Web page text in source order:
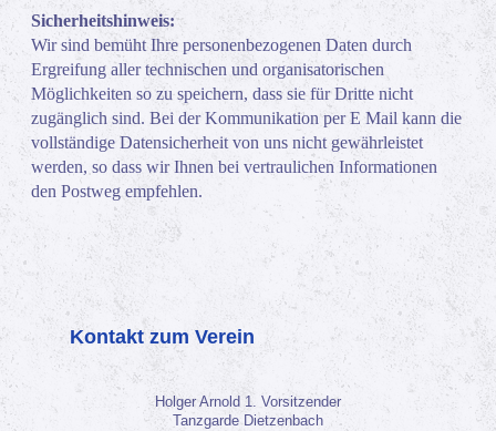
Sicherheitshinweis:
Wir sind bemüht Ihre personenbezogenen Daten durch
Ergreifung aller technischen und organisatorischen
Möglichkeiten so zu speichern, dass sie für Dritte nicht
zugänglich sind. Bei der Kommunikation per E Mail kann die
vollständige Datensicherheit von uns nicht gewährleistet
werden, so dass wir Ihnen bei vertraulichen Informationen
den Postweg empfehlen.
Kontakt zum Verein
Holger Arnold 1. Vorsitzender
Tanzgarde Dietzenbach